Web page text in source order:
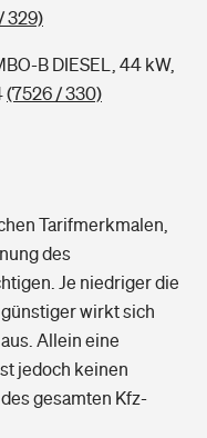
329)
B DIESEL, 44 kW,
(7526 / 330)
Tarifmerkmalen,
des
Je niedriger die
wirkt sich
Allein eine
jedoch keinen
gesamten Kfz-